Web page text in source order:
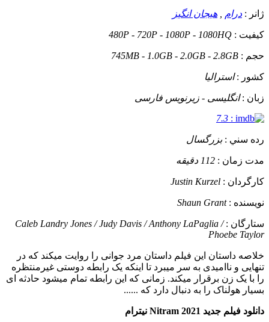
ژانر : درام هیجان انگیز
کيفيت : 480P - 720P - 1080P - 1080HQ
حجم : 745MB - 1.0GB - 2.0GB - 2.8GB
کشور :استرالیا
زبان :انگلیسی - زیرنویس فارسی
:
7.3
رده سني :بزرگسال
مدت زمان : 112 دقیقه
کارگردان : Justin Kurzel
نويسنده :Shaun Grant
ستارگان :Caleb Landry Jones / Judy Davis / Anthony LaPaglia /
Phoebe Taylor
خلاصه داستان این فیلم داستان مرد جوانی را روایت میکند که در
تنهایی و ناامیدی به سر میبرد تا اینکه یک رابطه دوستی غیرمنتظره
را با یک زن برقرار میکند. زمانی که این رابطه تمام میشود حادثه ای
بسیار هولناک را به دنبال دارد که ......
دانلود فیلم جدید Nitram 2021 نیترام